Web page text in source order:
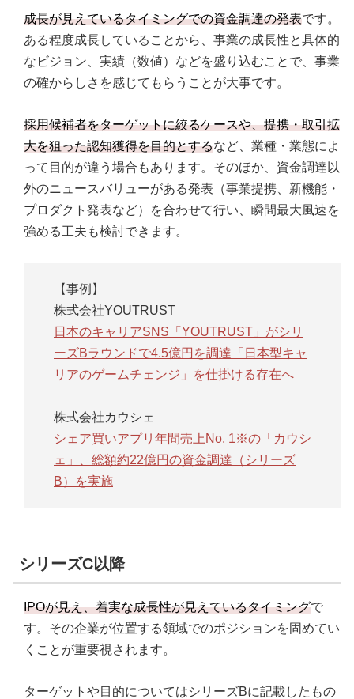
成長が見えているタイミングでの資金調達の発表です。
ある程度成長していることから、事業の成長性と具体的
なビジョン、実績（数値）などを盛り込むことで、事業
の確からしさを感じてもらうことが大事です。
採用候補者をターゲットに絞るケースや、提携・取引拡
大を狙った認知獲得を目的とするなど、業種・業態によ
って目的が違う場合もあります。そのほか、資金調達以
外のニュースバリューがある発表（事業提携、新機能・
プロダクト発表など）を合わせて行い、瞬間最大風速を
強める工夫も検討できます。
【事例】
株式会社YOUTRUST
日本のキャリアSNS「YOUTRUST」がシリ
ーズBラウンドで4.5億円を調達「日本型キャ
リアのゲームチェンジ」を仕掛ける存在へ
株式会社カウシェ
シェア買いアプリ年間売上No. 1※の「カウシ
ェ」、総額約22億円の資金調達（シリーズ
B）を実施
シリーズC以降
IPOが見え、着実な成長性が見えているタイミングで
す。その企業が位置する領域でのポジションを固めてい
くことが重要視されます。
ターゲットや目的についてはシリーズBに記載したもの